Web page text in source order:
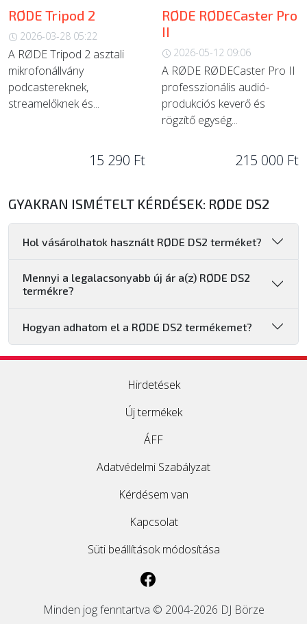
RØDE Tripod 2
2026-03-28 05:22
A RØDE Tripod 2 asztali
mikrofonállvány
podcastereknek,
streamelőknek és...
15 290 Ft
RØDE RØDECaster Pro
II
2026-05-12 09:06
A RØDE RØDECaster Pro II
professzionális audió-
produkciós keverő és
rögzítő egység...
215 000 Ft
GYAKRAN ISMÉTELT KÉRDÉSEK: RØDE DS2
Hol vásárolhatok használt RØDE DS2 terméket?
Mennyi a legalacsonyabb új ár a(z) RØDE DS2
termékre?
Hogyan adhatom el a RØDE DS2 termékemet?
Hirdetések
Új termékek
ÁFF
Adatvédelmi Szabályzat
Kérdésem van
Kapcsolat
Süti beállítások módosítása
Minden jog fenntartva © 2004-2026 DJ Börze